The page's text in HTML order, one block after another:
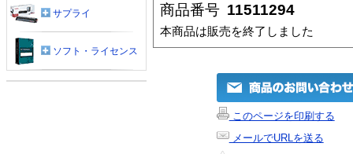
商品番号 11511294
本商品は販売を終了しました
このページを印刷する
メールでURLを送る
サプライ
ソフト・ライセンス